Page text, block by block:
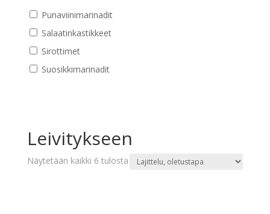
Leivitykseen
Näytetään kaikki 6 tulosta
Punaviinimarinadit
Salaatinkastikkeet
Sirottimet
Suosikkimarinadit